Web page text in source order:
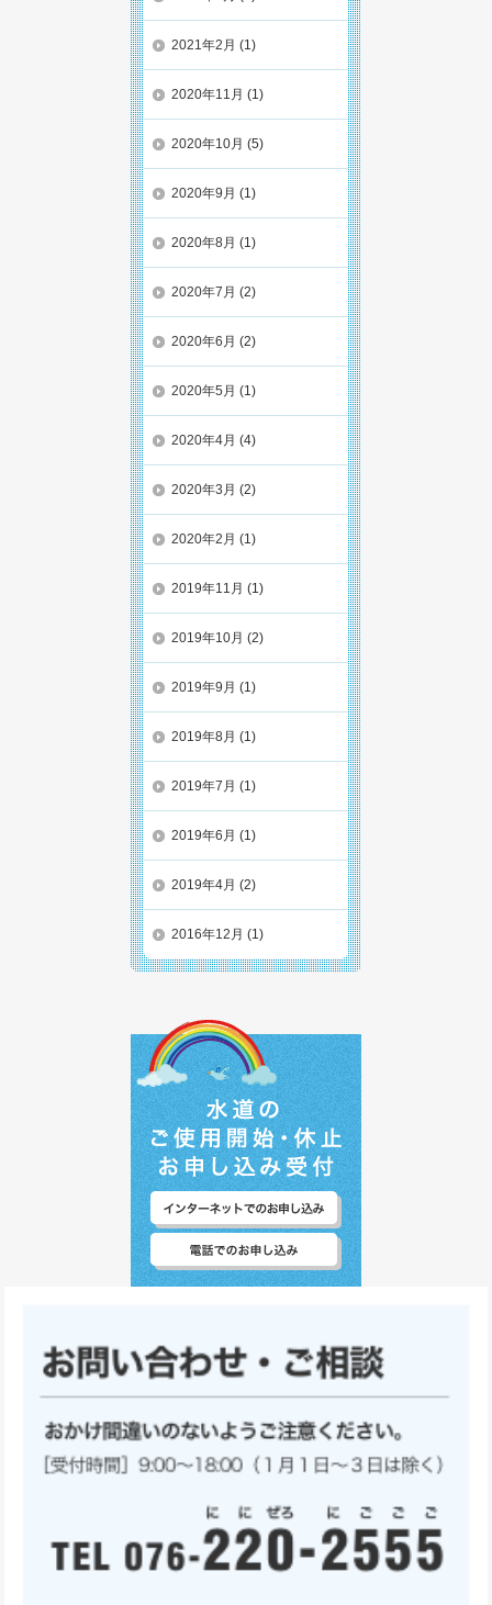
2021年2月 (1)
2020年11月 (1)
2020年10月 (5)
2020年9月 (1)
2020年8月 (1)
2020年7月 (2)
2020年6月 (2)
2020年5月 (1)
2020年4月 (4)
2020年3月 (2)
2020年2月 (1)
2019年11月 (1)
2019年10月 (2)
2019年9月 (1)
2019年8月 (1)
2019年7月 (1)
2019年6月 (1)
2019年4月 (2)
2016年12月 (1)